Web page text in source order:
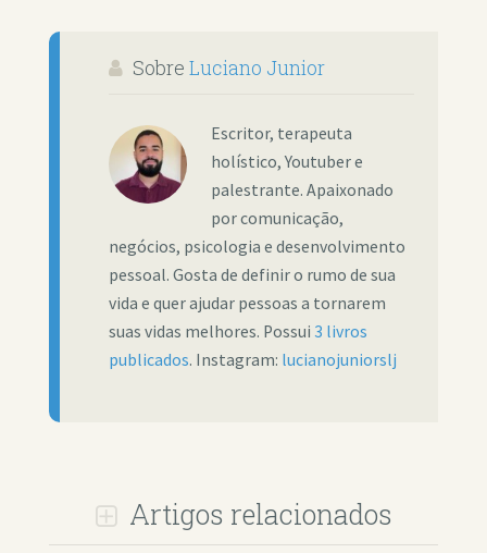
Sobre Luciano Junior
Escritor, terapeuta
holístico, Youtuber e
palestrante. Apaixonado
por comunicação,
negócios, psicologia e desenvolvimento
pessoal. Gosta de definir o rumo de sua
vida e quer ajudar pessoas a tornarem
suas vidas melhores. Possui 3 livros
publicados. Instagram: lucianojuniorslj
Artigos relacionados